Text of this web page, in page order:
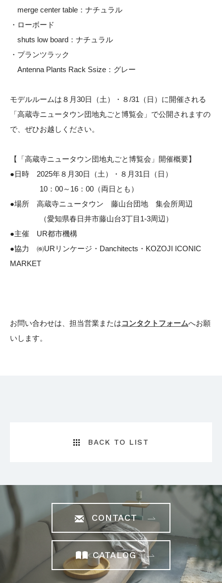
merge center table：ナチュラル
・ローボード
shuts low board：ナチュラル
・プランツラック
Antenna Plants Rack Ssize：グレー
モデルルームは８月30日（土）・８/31（日）に開催される
「高蔵寺ニュータウン団地丸ごと博覧会」で公開されますの
で、ぜひお越しください。
【「高蔵寺ニュータウン団地丸ごと博覧会」開催概要】
​●日時 2025年８月30日（土）・８月31日（日） ​
10：00～16：00（両日とも）​
●場所 高蔵寺ニュータウン 藤山台団地 集会所周辺​
（愛知県春日井市藤山台3丁目1-3周辺）​
●主催 UR都市機構​
●協力 ㈱URリンケージ・Danchitects・KOZOJI ICONIC
MARKET​
お問い合わせは、担当営業またはコンタクトフォームへお願
いします。
BACK TO LIST
CONTACT
CATALOG